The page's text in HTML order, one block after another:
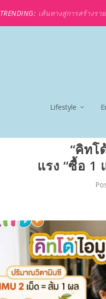
TRENDING: เส้นทางสู่การสร้างรา
Lifestyle
“คิทโ
แรง “ซื้อ 1